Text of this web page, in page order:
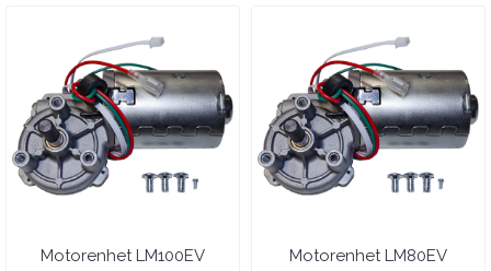
Motorenhet LM100EV
Motorenhet LM80EV